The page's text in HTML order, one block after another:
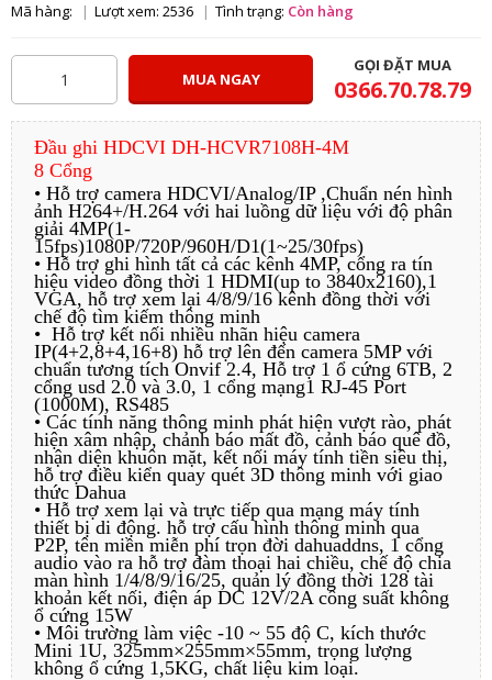
Mã hàng: Lượt xem: 2536 Tình trạng: Còn hàng
MUA NGAY
GỌI ĐẶT MUA
0366.70.78.79
Đầu ghi HDCVI DH-HCVR7108H-4M
8 Cổng
• Hỗ trợ camera HDCVI/Analog/IP ,Chuẩn nén hình
ảnh H264+/H.264 với hai luồng dữ liệu với độ phân
giải 4MP(1-
15fps)1080P/720P/960H/D1(1~25/30fps)
• Hỗ trợ ghi hình tất cả các kênh 4MP, cổng ra tín
hiệu video đồng thời 1 HDMI(up to 3840x2160),1
VGA, hỗ trợ xem lại 4/8/9/16 kênh đồng thời với
chế độ tìm kiếm thông minh
• Hỗ trợ kết nối nhiều nhãn hiệu camera
IP(4+2,8+4,16+8) hỗ trợ lên đến camera 5MP với
chuẩn tương tích Onvif 2.4, Hỗ trợ 1 ổ cứng 6TB, 2
cổng usd 2.0 và 3.0, 1 cổng mạng1 RJ-45 Port
(1000M), RS485
• Các tính năng thông minh phát hiện vượt rào, phát
hiện xâm nhập, chảnh báo mất đồ, cảnh báo quê đồ,
nhận diện khuôn mặt, kết nối máy tính tiền siêu thị,
hỗ trợ điều kiển quay quét 3D thông minh với giao
thức Dahua
• Hỗ trợ xem lại và trực tiếp qua mạng máy tính
thiết bị di động. hỗ trợ cấu hình thông minh qua
P2P, tên miền miễn phí trọn đời dahuaddns, 1 cổng
audio vào ra hỗ trợ đàm thoại hai chiều, chế độ chia
màn hình 1/4/8/9/16/25, quản lý đồng thời 128 tài
khoản kết nối, điện áp DC 12V/2A công suất không
ổ cứng 15W
• Môi trường làm việc -10 ~ 55 độ C, kích thước
Mini 1U, 325mm×255mm×55mm, trọng lượng
không ổ cứng 1,5KG, chất liệu kim loại.